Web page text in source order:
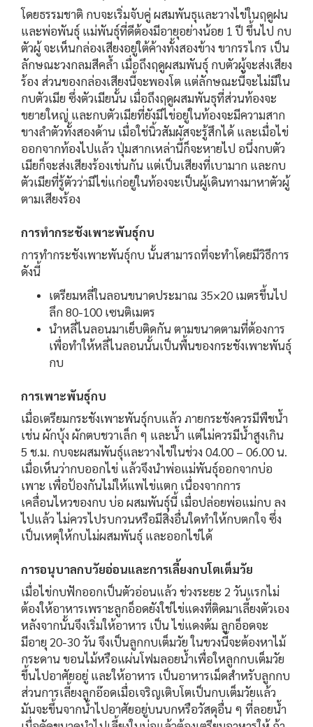
โดยธรรมชาติ กบจะเริ่มจับคู่ ผสมพันธุและวางไข่ในฤดูฝน
และพ่อพันธุ์ แม่พันธุ์ที่ดีต้องมีอายุอย่างน้อย 1 ปี ขึ้นไป กบ
ตัวผู้ จะเห็นกล่องเสียงอยู่ใต้ค้างทั้งสองข้าง ขากรรไกร เป็น
ลักษณะวงกลมสีคล้ำ เมื่อถึงฤดูผสมพันธุ์ กบตัวผู้จะส่งเสียง
ร้อง ส่วนของกล่องเสียงนี้จะพองโต แต่ลักษณะนี้จะไม่มีใน
กบตัวเมีย ซึ่งตัวเมียนั้น เมื่อถึงฤดูผสมพันธุที่ส่วนท้องจะ
ขยายใหญ่ และกบตัวเมียที่ยังมีไข่อยู่ในท้องจะมีความสาก
ขางลำตัวทั้งสองด้าน เมื่อใช่นิ้วสัมผัสจะรู้สึกได้ และเมื่อไข่
ออกจากท้องไปแล้ว ปุ่มสากเหล่านี้ก็จะหายไป อนึ่งกบตัว
เมียก็จะส่งเสียงร้องเช่นกัน แต่เป็นเสียงที่เบามาก และกบ
ตัวเมียที่รู้ตัวว่ามีไข่แก่อยู่ในท้องจะเป็นผู้เดินทางมาหาตัวผู้
ตามเสียงร้อง
การทำกระชังเพาะพันธุ์กบ
การทำกระชังเพาะพันธุ์กบ นั้นสามารถที่จะทำโดยมีวิธีการ
ดังนี้
เตรียมหลี่ในลอนขนาดประมาณ 35×20 เมตรขึ้นไป
ลึก 80-100 เซนติเมตร
นำหลี่ไนลอนมาเย็บติดกัน ตามขนาดตามที่ต้องการ
เพื่อทำให้หลี่ไนลอนนั้นเป็นพื้นของกระชังเพาะพันธุ์
กบ
การเพาะพันธุ์กบ
เมื่อเตรียมกระชังเพาะพันธุ์กบแล้ว ภายกระชังควรมีพืชน้ำ
เช่น ผักบุ้ง ผักตบชวาเล็ก ๆ และน้ำ แต่ไม่ควรมีน้ำสูงเกิน
5 ช.ม. กบจะผสมพันธุ์และวางไข่ในช่วง 04.00 – 06.00 น.
เมื่อเห็นว่ากบออกไข่ แล้วจึงนำพ่อแม่พันธุ์ออกจากบ่อ
เพาะ เพื่อป้องกันไม่ให้แพไข่แตก เนื่องจากการ
เคลื่อนไหวของกบ บ่อ ผสมพันธุ์นี้ เมื่อปล่อยพ่อแม่กบ ลง
ไปแล้ว ไม่ควรไปรบกวนหรือมีสิ่งอื่นใดทำให้กบตกใจ ซึ่ง
เป็นเหตุให้กบไม่ผสมพันธุ์ และออกไข่ได้
การอนุบาลกบวัยอ่อนและการเลี้ยงกบโตเต็มวัย
เมื่อไข่กบฟักออกเป็นตัวอ่อนแล้ว ช่วงระยะ 2 วันแรกไม่
ต้องให้อาหารเพราะลูกอ็อดยังใช่ไข่แดงที่ติดมาเลี้ยงตัวเอง
หลังจากนั้นจึงเริ่มให้อาหาร เป็น ไข่แดงต้ม ลูกอ็อดจะ
มีอายุ 20-30 วัน จึงเป็นลูกกบเต็มวัย ในขวงนี้จะต้องหาไม้
กระดาน ขอนไม้หรือแผ่นโฟมลอยน้ำเพื่อใหลูกกบเต็มวัย
ขึ้นไปอาศัยอยู่ และให้อาหาร เป็นอาหารเม็ดสำหรับลูกกบ
ส่วนการเลี้ยงลูกอ๊อดเมื่อเจริญเติบโตเป็นกบเต็มวัยแล้ว
มันจะขึ้นจากน้ำไปอาศัยอยู่บนบกหรือวัสดุอื่น ๆ ที่ลอยน้ำ